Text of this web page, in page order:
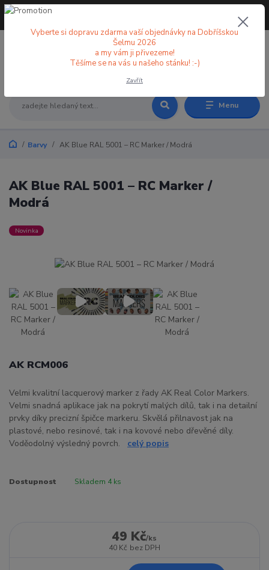
Menu
+420 773 998 582
Barvy AK Blue RAL 5001 – RC Marker / Modrá
AK Blue RAL 5001 – RC Marker /
Modrá
Novinka
AK RCM006
Velmi kvalitní lacquerový marker z řady AK Real Color Markers.
Velmi snadná aplikace jak na pokrytí malých dílů, tak i na detailní
prvky díky precizní špičce markeru. Skvělá přilnavost jak na
plastové, nebo resinové, tak i na kovové nebo dřevěné díly.
Voděodolný výsledný povrch. celý popis
Dostupnost Skladem 4 ks
49 Kč/ks
40 Kč bez DPH
Vyberte si dopravu zdarma vaší objednávky na Dobříšskou
Šelmu 2026
a my vám ji přivezeme!
Těšíme se na vás u našeho stánku! :-)
Zavřít